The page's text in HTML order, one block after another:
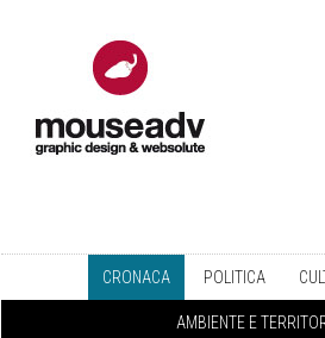
CRONACA POLITICA
AMBIENTE E